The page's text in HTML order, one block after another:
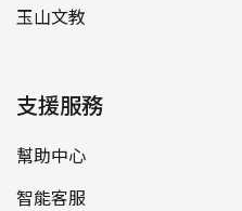
玉山文教
支援服務
幫助中心
智能客服